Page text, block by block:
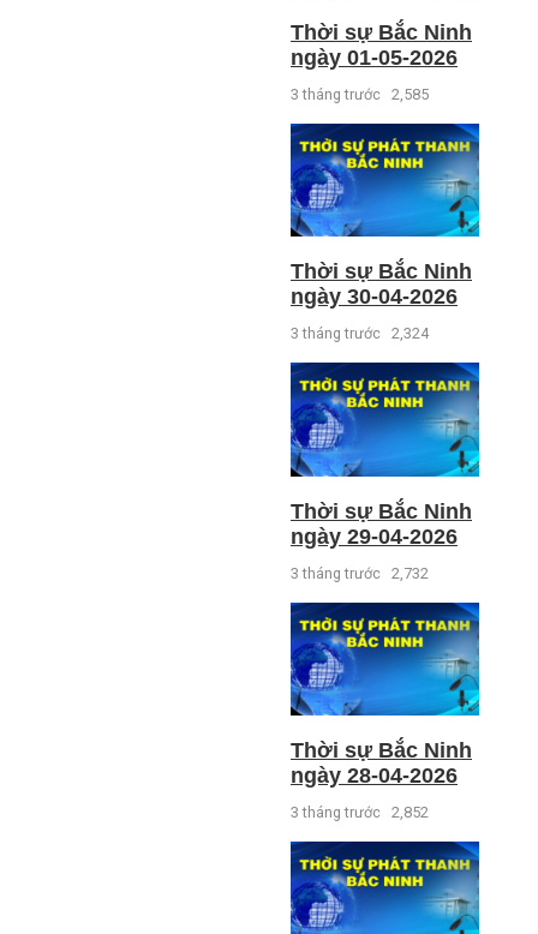
Thời sự Bắc Ninh
ngày 01-05-2026
3 tháng trước 2,585
Thời sự Bắc Ninh
ngày 30-04-2026
3 tháng trước 2,324
Thời sự Bắc Ninh
ngày 29-04-2026
3 tháng trước 2,732
Thời sự Bắc Ninh
ngày 28-04-2026
3 tháng trước 2,852